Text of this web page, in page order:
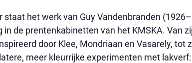
staat het werk van Guy Vandenbranden
de prentenkabinetten van het KMSKA. Van
door Klee, Mondriaan en Vasarely, tot
meer kleurrijke experimenten met